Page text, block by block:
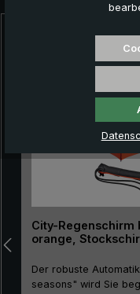
City-Regenschirm
orange, Stockschirm,
Der robuste
seasons" wird Sie